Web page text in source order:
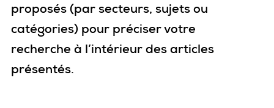
proposés(par secteurs, sujets ou
catégories) pour préciser votre
recherche à l’intérieur des articles
présentés.